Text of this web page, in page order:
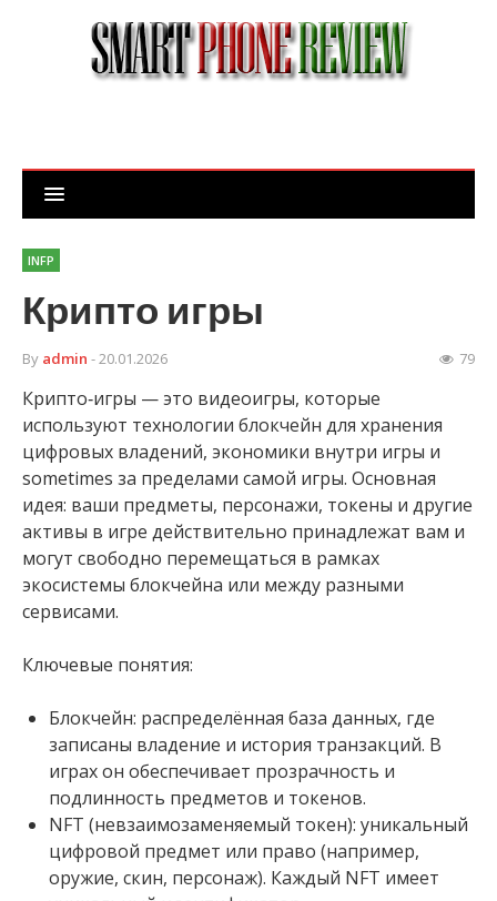
INFP
Крипто игры
By admin - 20.01.2026 79
Крипто‑игры — это видеоигры, которые
используют технологии блокчейн для хранения
цифровых владений, экономики внутри игры и
sometimes за пределами самой игры. Основная
идея: ваши предметы, персонажи, токены и другие
активы в игре действительно принадлежат вам и
могут свободно перемещаться в рамках
экосистемы блокчейна или между разными
сервисами.
Ключевые понятия:
Блокчейн: распределённая база данных, где
записаны владение и история транзакций. В
играх он обеспечивает прозрачность и
подлинность предметов и токенов.
NFT (невзаимозаменяемый токен): уникальный
цифровой предмет или право (например,
оружие, скин, персонаж). Каждый NFT имеет